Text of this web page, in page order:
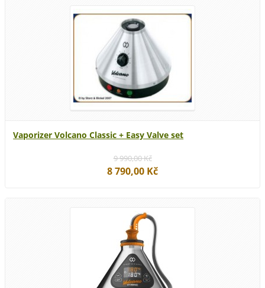
Vaporizer Volcano Classic + Easy Valve set
9 990,00 Kč
8 790,00 Kč